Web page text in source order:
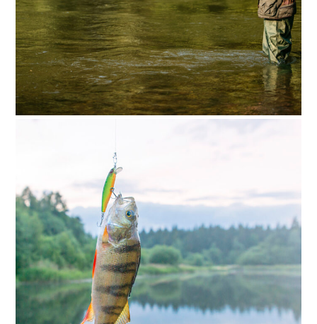
A lone fisherman fishing in shallow
waters at night.
Fisherman fishing in a
forest river
Fisherman in action. Guy is throwing
spoon of fly rod in water and holding part
of it in hand. Man wears special
protection clothes